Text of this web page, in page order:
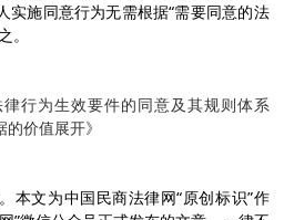
实施同意行为无需根据“需要同意的法
。
律行为生效要件的同意及其规则体系
价值展开》
文为中国民商法律网“原创标识”作